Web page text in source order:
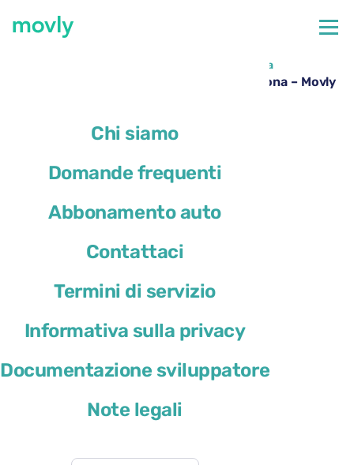
Chi siamo
Domande frequenti
Abbonamento auto
Contattaci
Termini di servizio
Informativa sulla privacy
Documentazione sviluppatore
Note legali
Tutte le auto disponibili all'aeroporto di Lisbona
Noleggio Kia Sportage all’aeroporto di Lisbona – Movly
o simile